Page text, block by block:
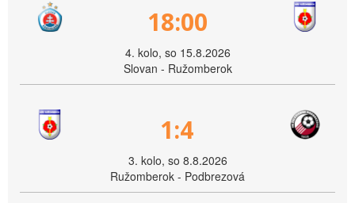
18:00
4. kolo, so 15.8.2026
Slovan - Ružomberok
1:4
3. kolo, so 8.8.2026
Ružomberok - Podbrezová